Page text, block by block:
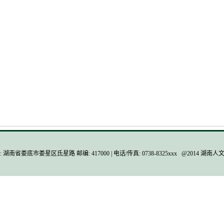
湖南省娄底市娄星区氐星路 邮编: 417000 | 电话/传真: 0738-8325xxx @2014 湖南人